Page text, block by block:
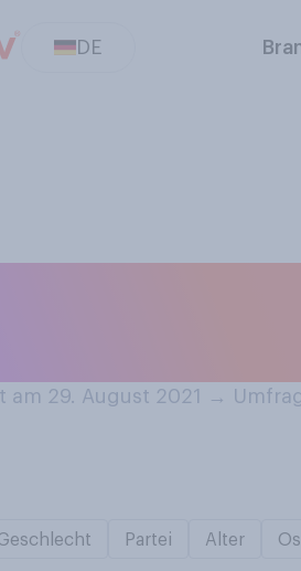
DE
am 29. August 2021 →
Partei Alter